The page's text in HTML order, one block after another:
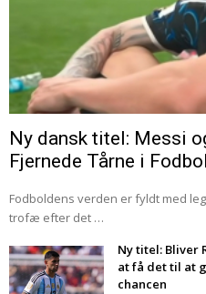
Ny dansk titel: Messi
Fjernede Tårne i
Fodboldens verden er fyldt med
trofæ efter det …
Ny titel: Bliver
at få det til at
chancen